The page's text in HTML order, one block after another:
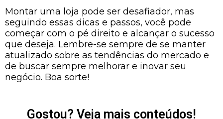
Montar uma loja pode ser desafiador, mas
seguindo essas dicas e passos, você pode
começar com o pé direito e alcançar o sucesso
que deseja. Lembre-se sempre de se manter
atualizado sobre as tendências do mercado e
de buscar sempre melhorar e inovar seu
negócio. Boa sorte!
Gostou? Veja mais conteúdos!